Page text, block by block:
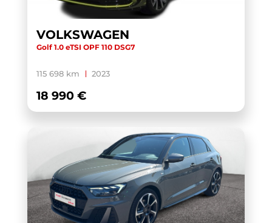
VOLKSWAGEN
Golf 1.0 eTSI OPF 110 DSG7
115 698 km 2023
18 990 €